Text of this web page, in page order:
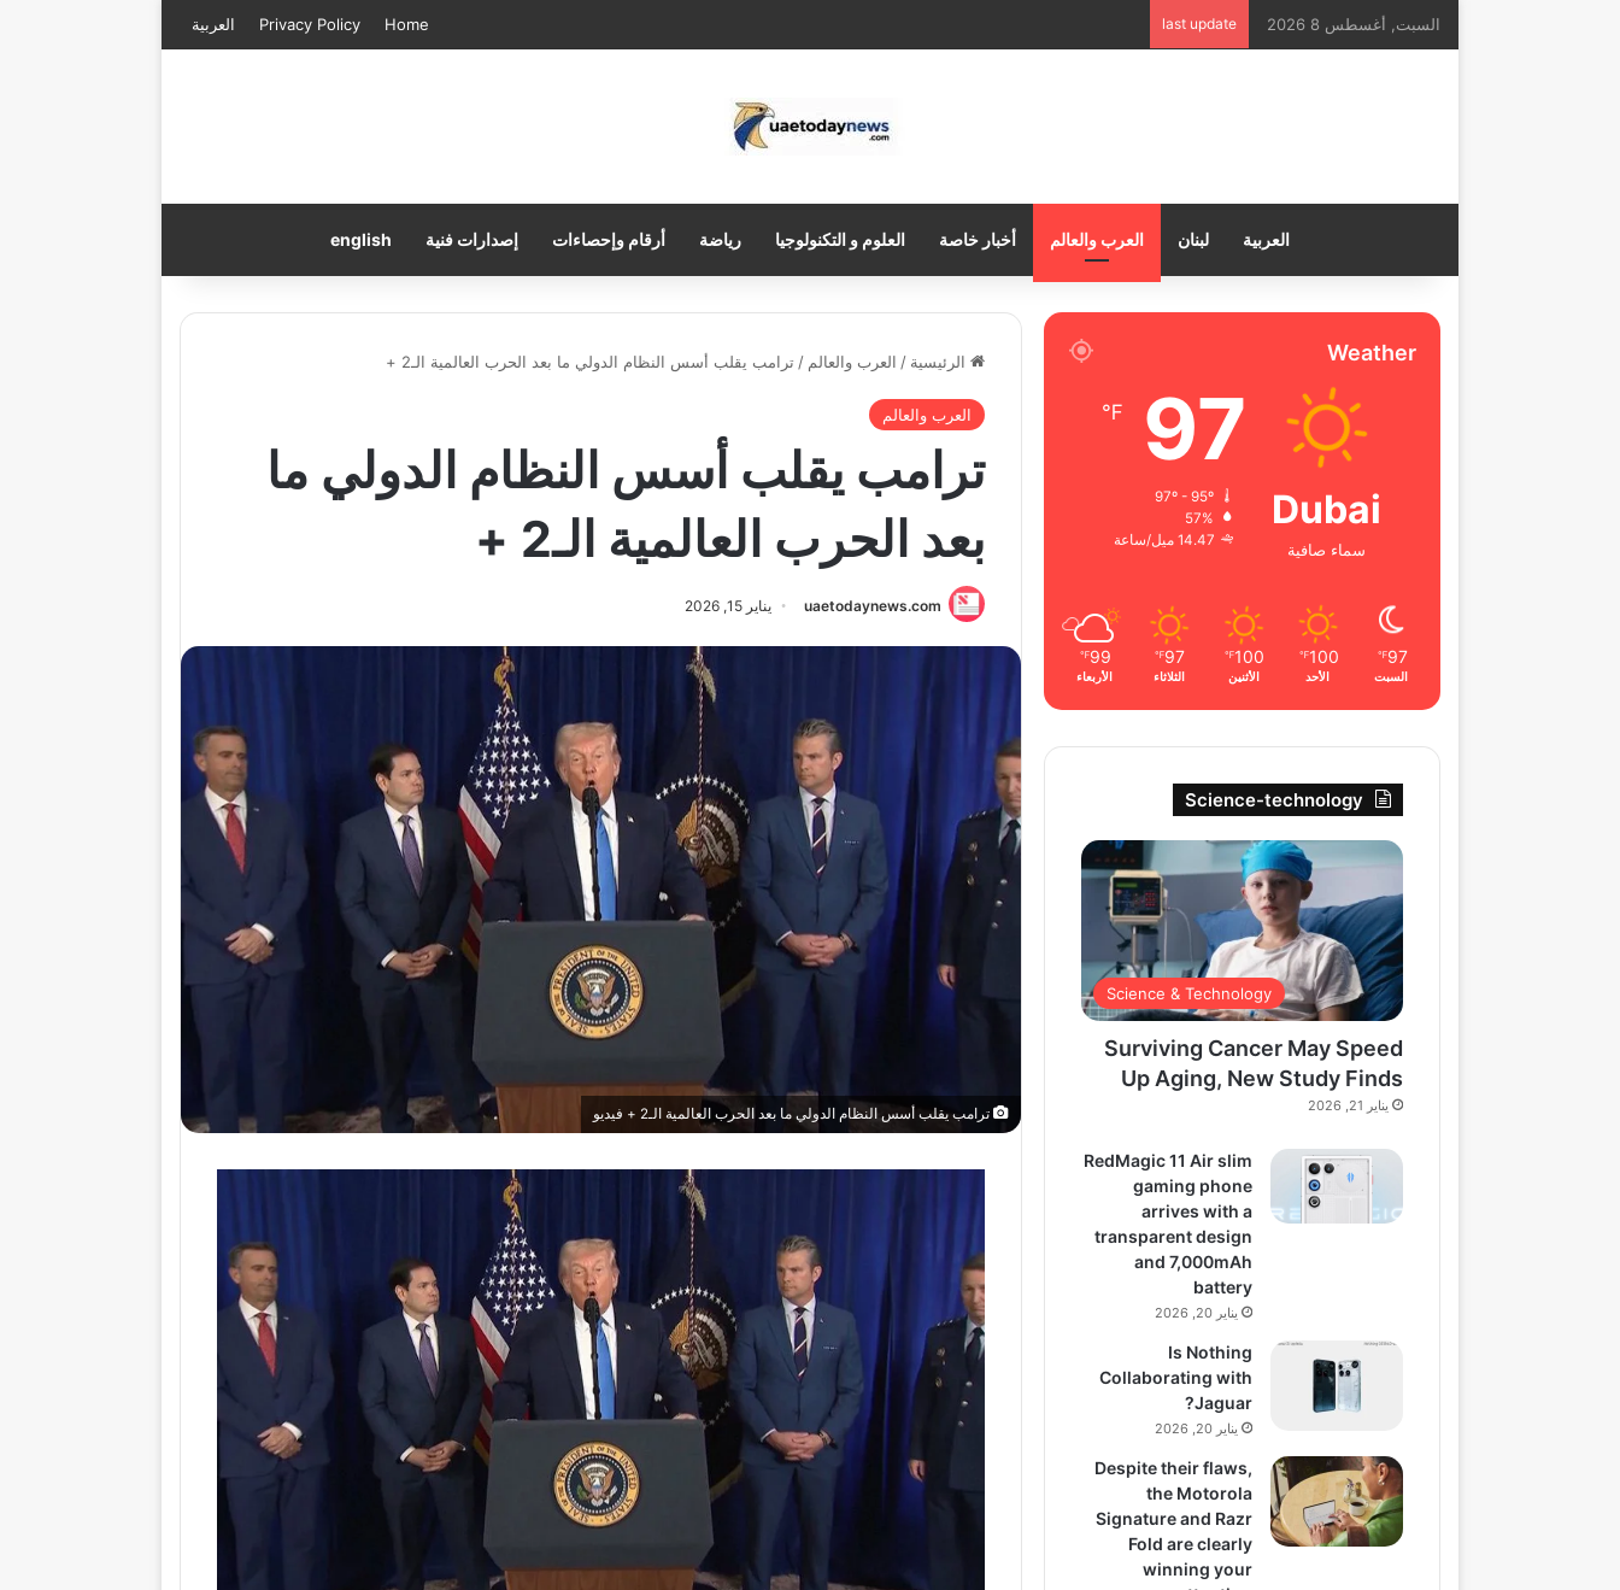
السبت, أغسطس 8 2026 last update
Home
Privacy Policy العربية
العربية لبنان العرب والعالم أخبار خاصة العلوم و التكنولوجيا رياضة أرقام وإحصاءات إصدارات فنية english
الرئيسية / العرب والعالم / ترامب يقلب أسس النظام الدولي ما بعد الحرب العالمية الـ2 +
العرب والعالم
ترامب يقلب أسس النظام الدولي ما
بعد الحرب العالمية الـ2 +
uaetodaynews.com يناير 15, 2026
ترامب يقلب أسس النظام الدولي ما بعد الحرب العالمية الـ2 + فيديو
Weather
Dubai
سماء صافية
97
℉
57%
14.47 ميل/ساعة
97
℉
السبت
100
℉
الأحد
100
℉
الأثنين
97
℉
الثلاثاء
99
℉
الأربعاء
Science-technology
Science & Technology
Surviving Cancer May Speed
Up Aging, New Study Finds
يناير 21, 2026
RedMagic 11 Air slim
gaming phone
arrives with a
transparent design
and 7,000mAh
battery
يناير 20, 2026
Is Nothing
Collaborating with
Jaguar?
يناير 20, 2026
Despite their flaws,
the Motorola
Signature and Razr
Fold are clearly
winning your